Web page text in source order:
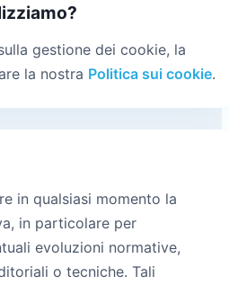
gestione dei cookie, la
la nostra Politica sui cookie.
in qualsiasi momento la
in particolare per
evoluzioni normative,
o tecniche. Tali